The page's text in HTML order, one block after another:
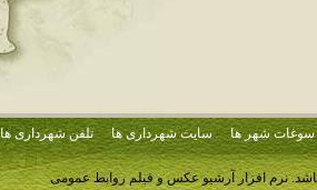
سوغات شهر ها سایت شهرداری ها تلفن شهرداری ها
نرم افزار آرشیو عکس و فیلم روابط عمومی